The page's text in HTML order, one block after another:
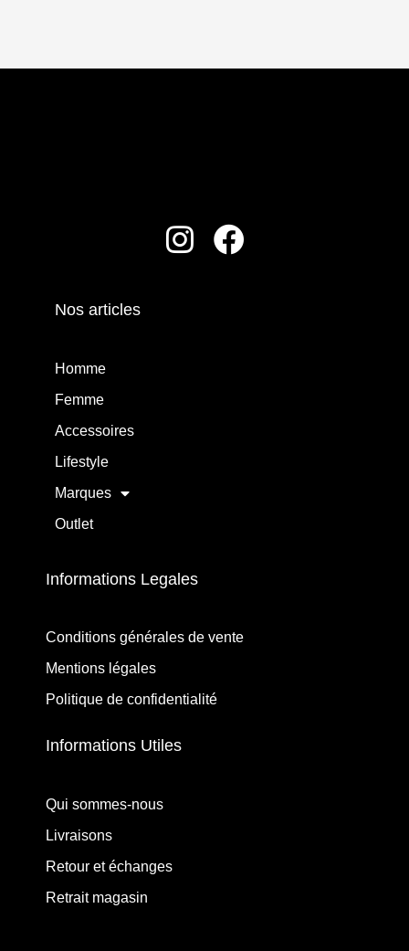
Nos articles
Homme
Femme
Accessoires
Lifestyle
Marques
Outlet
Informations Legales
Conditions générales de vente
Mentions légales
Politique de confidentialité
Informations Utiles
Qui sommes-nous
Livraisons
Retour et échanges
Retrait magasin